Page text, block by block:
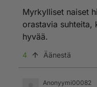
Myrkylliset naiset
orastavia suhteita,
hyvää.
4 Äänestä
Anonyymi00082